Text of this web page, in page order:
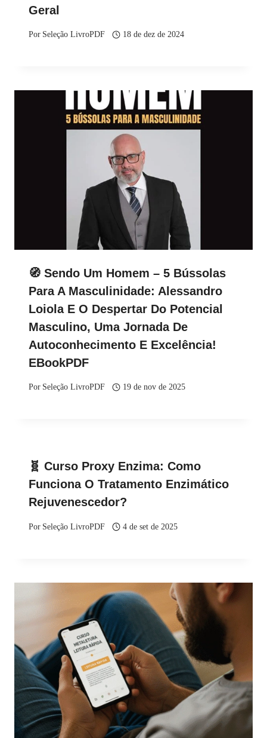
Geral
Por Seleção LivroPDF 18 de dez de 2024
🧭 Sendo Um Homem – 5 Bússolas
Para A Masculinidade: Alessandro
Loiola E O Despertar Do Potencial
Masculino, Uma Jornada De
Autoconhecimento E Excelência!
EBookPDF
Por Seleção LivroPDF 19 de nov de 2025
🧬 Curso Proxy Enzima: Como
Funciona O Tratamento Enzimático
Rejuvenescedor?
Por Seleção LivroPDF 4 de set de 2025